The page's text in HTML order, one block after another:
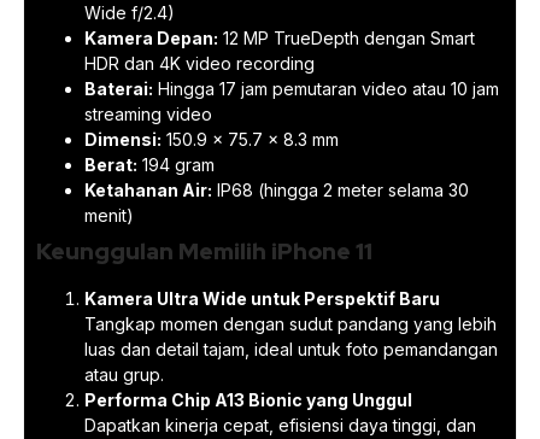
Wide f/2.4)
Kamera Depan: 12 MP TrueDepth dengan Smart
HDR dan 4K video recording
Baterai: Hingga 17 jam pemutaran video atau 10 jam
streaming video
Dimensi: 150.9 x 75.7 x 8.3 mm
Berat: 194 gram
Ketahanan Air: IP68 (hingga 2 meter selama 30
menit)
Keunggulan Memilih iPhone 11
Kamera Ultra Wide untuk Perspektif Baru
Tangkap momen dengan sudut pandang yang lebih
luas dan detail tajam, ideal untuk foto pemandangan
atau grup.
Performa Chip A13 Bionic yang Unggul
Dapatkan kinerja cepat, efisiensi daya tinggi, dan